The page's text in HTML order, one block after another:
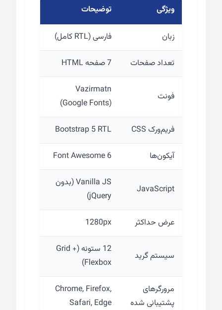
ویژگی توضیحات
زبان فارسی (RTL کامل)
تعداد صفحات 7 صفحه HTML
فونت
Vazirmatn
(Google Fonts)
فریم‌ورک CSS Bootstrap 5 RTL
آیکون‌ها Font Awesome 6
JavaScript
Vanilla JS (بدون
jQuery)
عرض حداکثر 1280px
سیستم گرید
12 ستونه (Grid +
Flexbox)
مرورگرهای
پشتیبانی شده
Chrome, Firefox,
Safari, Edge